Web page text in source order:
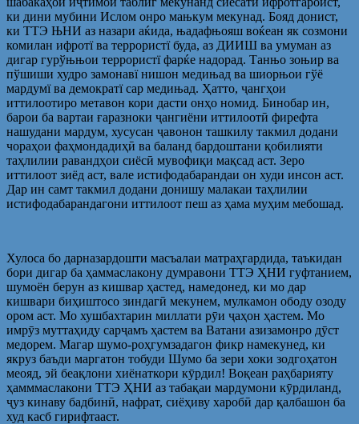
ки дини мубини Ислом онро мањкум мекунад. Бояд донист,
ки ТТЭ ЊНИ аз назари аќида, њадафњояш воќеан як созмони
комилан ифротї ва террористї буда, аз ДИИШ ва умуман аз
дигар гурўњњои террористї фарќе надорад. Танњо зоњир ва
пўшиши худро замонавї нишон медињад ва шиорњои гўё
мардумї ва демократї сар медињад. Ҳатто, ҷангҳои
иттилоотиро метавон кори дасти онҳо номид. Бинобар ин,
барои ба вартаи ғаразноки ҷангиёни иттилоотӣ фирефта
нашудани мардум, хусусан ҷавонон ташкилу такмил додани
чораҳои фаҳмондадиҳӣ ва баланд бардоштани қобилияти
таҳлилии равандҳои сиёсӣ мувофиқи мақсад аст. Зеро
иттилоот зиёд аст, вале истифодабарандаи он худи инсон аст.
Дар ин самт такмил додани донишу малакаи таҳлилии
истифодабарандагони иттилоот пеш аз ҳама муҳим мебошад.
Хулоса бо дарназардошти масъалаи матраҳгардида, таъкидан
бори дигар ба ҳаммаслакону думравони ТТЭ ҲНИ гуфтанием,
шумоён берун аз кишвар ҳастед, намедонед, ки мо дар
кишвари биҳиштосо зиндагӣ мекунем, мулкамон ободу озоду
ором аст. Мо хушбахтарин миллати рӯи ҷаҳон ҳастем. Мо
имрӯз муттаҳиду сарҷамъ ҳастем ва Ватани азизамонро дӯст
медорем. Магар шумо-роҳгумзадагон фикр намекунед, ки
якруз баъди маргатон тобуди Шумо ба зери хоки зодгоҳатон
меояд, эй беақлони хиёнаткори кӯрдил! Воқеан раҳбарияту
ҳамммаслакони ТТЭ ҲНИ аз табақаи мардумони кӯрдиланд,
ҷуз кинаву бадбинӣ, нафрат, сиёҳиву харобӣ дар қалбашон ба
худ касб гирифтааст.